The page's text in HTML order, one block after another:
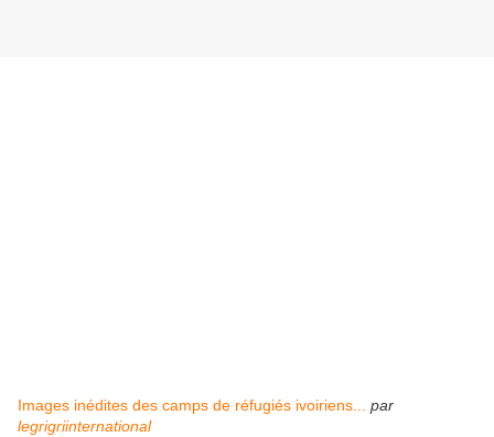
Images inédites des camps de réfugiés ivoiriens...
par
legrigriinternational